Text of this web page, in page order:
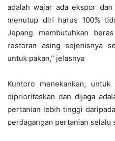
adalah wajar ada ekspor
menutup diri harus 100%
Jepang membutuhkan
restoran asing sejenisnya
untuk pakan,” jelasnya
Kuntoro menekankan,
diprioritaskan dan dijaga
pertanian lebih tinggi
perdagangan pertanian selalu